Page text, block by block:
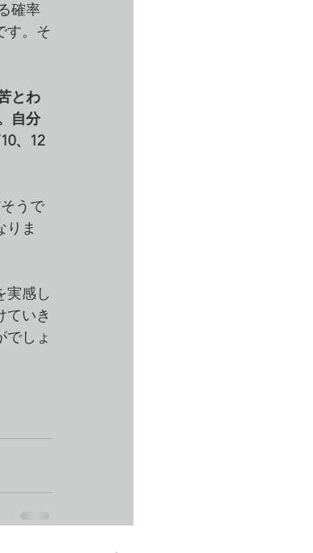
確率
す。そ
とわ
自分
、12
うで
りま
実感し
ていき
しょ